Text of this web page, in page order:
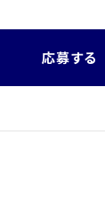
応募する